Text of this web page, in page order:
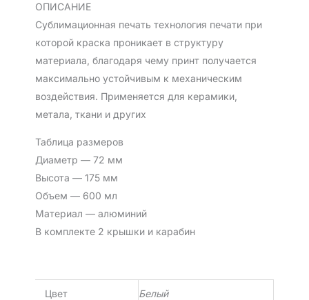
ОПИСАНИЕ
Сублимационная печать технология печати при
которой краска проникает в структуру
материала, благодаря чему принт получается
максимально устойчивым к механическим
воздействия. Применяется для керамики,
метала, ткани и других
Таблица размеров
Диаметр — 72 мм
Высота — 175 мм
Объем — 600 мл
Материал — алюминий
В комплекте 2 крышки и карабин
Цвет Белый